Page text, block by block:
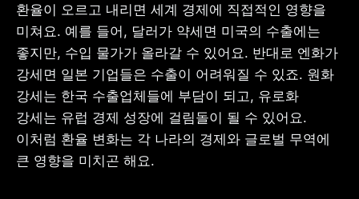
환율이 오르고 내리면 세계 경제에 직접적인 영향을
미쳐요. 예를 들어, 달러가 약세면 미국의 수출에는
좋지만, 수입 물가가 올라갈 수 있어요. 반대로 엔화가
강세면 일본 기업들은 수출이 어려워질 수 있죠. 원화
강세는 한국 수출업체들에 부담이 되고, 유로화
강세는 유럽 경제 성장에 걸림돌이 될 수 있어요.
이처럼 환율 변화는 각 나라의 경제와 글로벌 무역에
큰 영향을 미치곤 해요.